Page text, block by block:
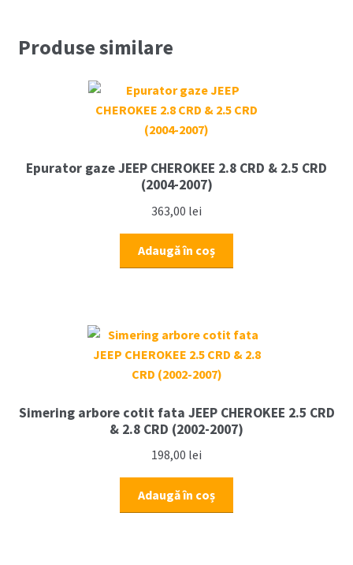
JEEP
(2002-
2007)
Produse similare
Epurator gaze JEEP CHEROKEE 2.8 CRD & 2.5 CRD
(2004-2007)
363,00 lei
Adaugă în coș
Simering arbore cotit fata JEEP CHEROKEE 2.5 CRD
& 2.8 CRD (2002-2007)
198,00 lei
Adaugă în coș